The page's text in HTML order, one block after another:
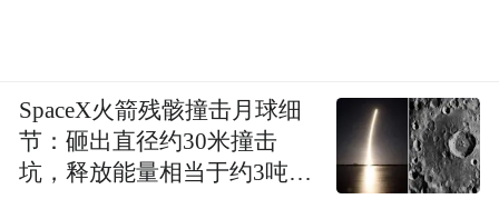
SpaceX火箭残骸撞击月球细
节：砸出直径约30米撞击
坑，释放能量相当于约3吨